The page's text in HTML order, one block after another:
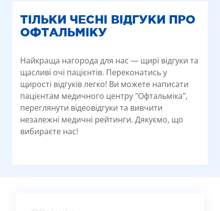
ТІЛЬКИ ЧЕСНІ ВІДГУКИ ПРО
ОФТАЛЬМІКУ
Найкраща нагорода для нас — щирі відгуки та
щасливі очі пацієнтів. Переконатись у
щирості відгуків легко! Ви можете написати
пацієнтам медичного центру "Офтальміка",
переглянути відеовідгуки та вивчити
незалежні медичні рейтинги. Дякуємо, що
вибираєте нас!